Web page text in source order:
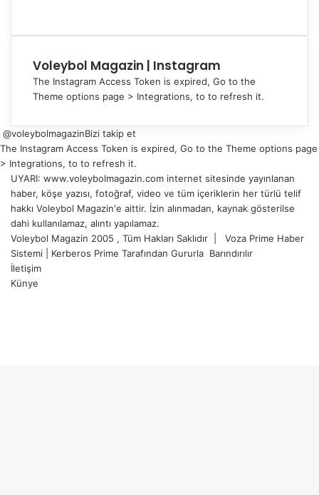
Voleybol Magazin | Instagram
The Instagram Access Token is expired, Go to the
Theme options page > Integrations, to to refresh it.
@voleybolmagazinBizi takip et
The Instagram Access Token is expired, Go to the Theme options page
> Integrations, to to refresh it.
UYARI: www.voleybolmagazin.com internet sitesinde yayınlanan
haber, köşe yazısı, fotoğraf, video ve tüm içeriklerin her türlü telif
hakkı Voleybol Magazin'e aittir. İzin alınmadan, kaynak gösterilse
dahi kullanılamaz, alıntı yapılamaz.
Voleybol Magazin 2005 , Tüm Hakları Saklıdır | Voza Prime Haber
Sistemi
Kerberos Prime Tarafından Gururla Barındırılır
İletişim
Künye